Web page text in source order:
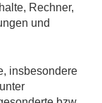
Rechner,
und
insbesondere